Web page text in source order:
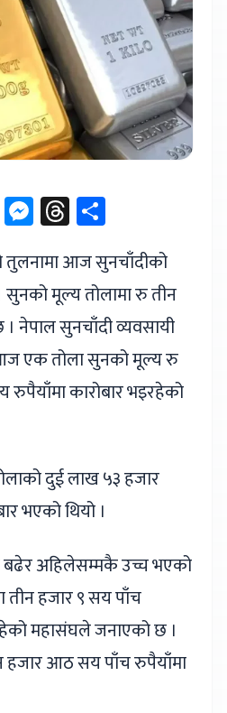
EmailMessenger
Threads
तुलनामा आज सुनचाँदीको
सुनको मूल्य तोलामा रु तीन
नेपाल सुनचाँदी व्यवसायी
एक तोला सुनको मूल्य रु
कारोबार भइरहेको
दुई लाख ५३ हजार
भएको थियो ।
बढेर अहिलेसम्मकै उच्च भएको
तीन हजार ९ सय पाँच
महासंघले जनाएको छ ।
हजार आठ सय पाँच रुपैयाँमा